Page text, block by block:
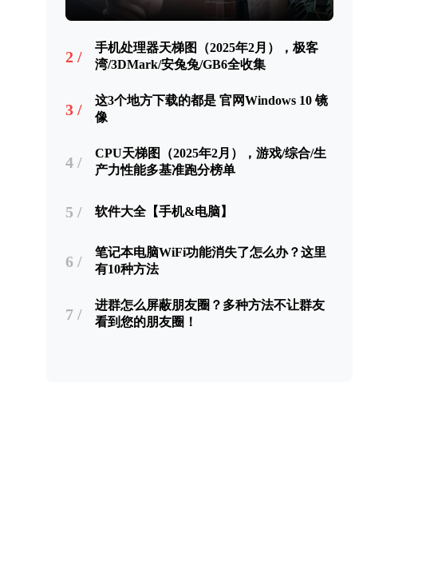
2 /
手机处理器天梯图（2025年2月），极客
湾/3DMark/安兔兔/GB6全收集
3 /
这3个地方下载的都是 官网Windows 10 镜
像
4 /
CPU天梯图（2025年2月），游戏/综合/生
产力性能多基准跑分榜单
5 / 软件大全【手机&电脑】
6 /
笔记本电脑WiFi功能消失了怎么办？这里
有10种方法
7 /
进群怎么屏蔽朋友圈？多种方法不让群友
看到您的朋友圈！